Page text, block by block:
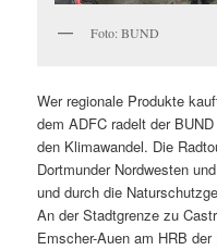
Foto: BUND
Wer regionale Produkte
dem ADFC radelt der
den Klimawandel. Die
Dortmunder Nordwesten
und durch die
An der Stadtgrenze zu
Emscher-Auen am HRB